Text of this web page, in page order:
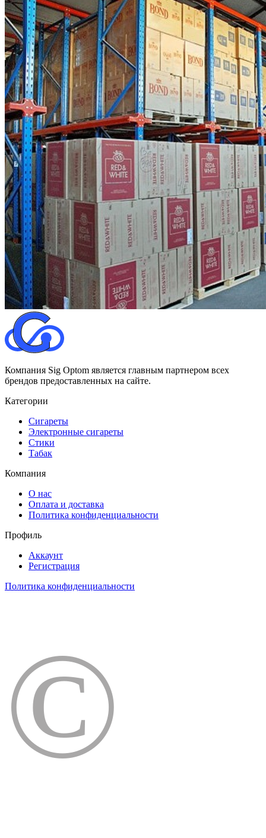
Компания Sig Optom является главным партнером всех
брендов предоставленных на сайте.
Категории
Сигареты
Электронные сигареты
Стики
Табак
Компания
О нас
Оплата и доставка
Политика конфиденциальности
Профиль
Аккаунт
Регистрация
Политика конфиденциальности
©